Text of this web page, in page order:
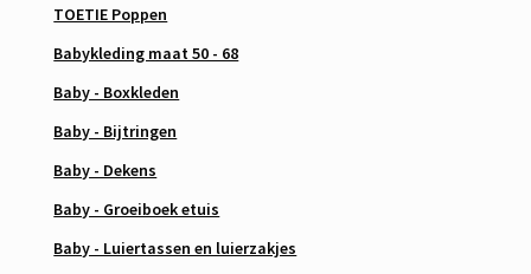
TOETIE Poppen
Babykleding maat 50 - 68
Baby - Boxkleden
Baby - Bijtringen
Baby - Dekens
Baby - Groeiboek etuis
Baby - Luiertassen en luierzakjes